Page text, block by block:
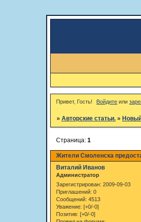
Привет, Гость! Войдите или
» Авторские статьи. »
Жители Смоленска
Страница: 1
Виталий Иванов
Администратор
Зарегистрирован: 2009-09-03
Приглашений: 0
Сообщений: 4513
Уважение: [+0/-0]
Позитив: [+0/-0]